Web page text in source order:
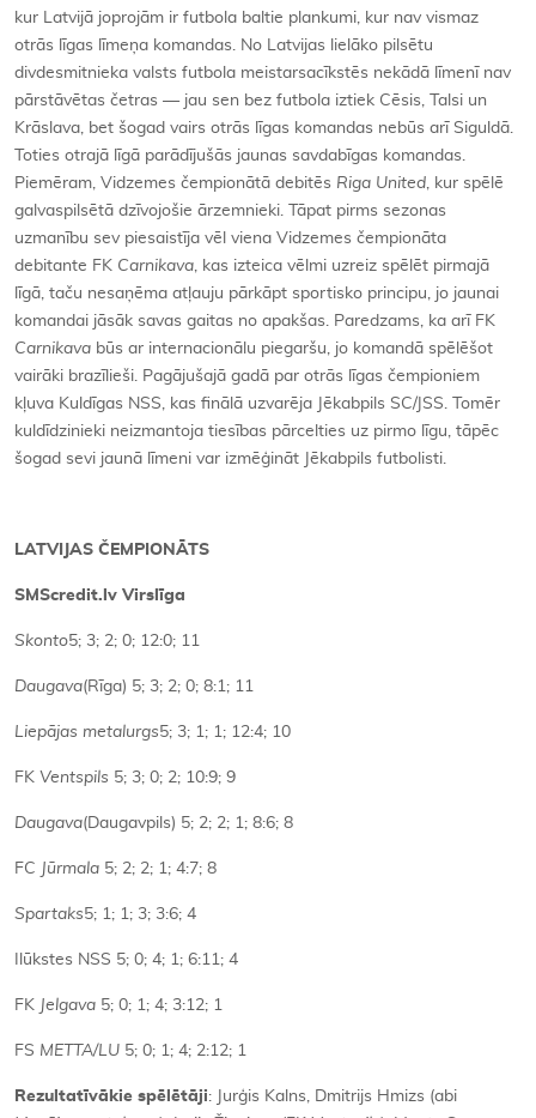
kur Latvijā joprojām ir futbola baltie plankumi, kur nav vismaz
otrās līgas līmeņa komandas. No Latvijas lielāko pilsētu
divdesmitnieka valsts futbola meistarsacīkstēs nekādā līmenī nav
pārstāvētas četras — jau sen bez futbola iztiek Cēsis, Talsi un
Krāslava, bet šogad vairs otrās līgas komandas nebūs arī Siguldā.
Toties otrajā līgā parādījušās jaunas savdabīgas komandas.
Piemēram, Vidzemes čempionātā debitēs Riga United, kur spēlē
galvaspilsētā dzīvojošie ārzemnieki. Tāpat pirms sezonas
uzmanību sev piesaistīja vēl viena Vidzemes čempionāta
debitante FK Carnikava, kas izteica vēlmi uzreiz spēlēt pirmajā
līgā, taču nesaņēma atļauju pārkāpt sportisko principu, jo jaunai
komandai jāsāk savas gaitas no apakšas. Paredzams, ka arī FK
Carnikava būs ar internacionālu piegaršu, jo komandā spēlēšot
vairāki brazīlieši. Pagājušajā gadā par otrās līgas čempioniem
kļuva Kuldīgas NSS, kas finālā uzvarēja Jēkabpils SC/JSS. Tomēr
kuldīdzinieki neizmantoja tiesības pārcelties uz pirmo līgu, tāpēc
šogad sevi jaunā līmeni var izmēģināt Jēkabpils futbolisti.
LATVIJAS ČEMPIONĀTS
SMScredit.lv Virslīga
Skonto5; 3; 2; 0; 12:0; 11
Daugava(Rīga) 5; 3; 2; 0; 8:1; 11
Liepājas metalurgs5; 3; 1; 1; 12:4; 10
FK Ventspils 5; 3; 0; 2; 10:9; 9
Daugava(Daugavpils) 5; 2; 2; 1; 8:6; 8
FC Jūrmala 5; 2; 2; 1; 4:7; 8
Spartaks5; 1; 1; 3; 3:6; 4
Ilūkstes NSS 5; 0; 4; 1; 6:11; 4
FK Jelgava 5; 0; 1; 4; 3:12; 1
FS METTA/LU 5; 0; 1; 4; 2:12; 1
Rezultatīvākie spēlētāji: Jurģis Kalns, Dmitrijs Hmizs (abi